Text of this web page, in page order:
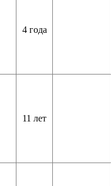
4 года
11 лет